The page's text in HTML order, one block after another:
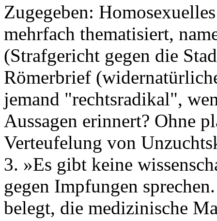
Zugegeben:
mehrfach thematisiert,
(Strafgericht gegen die
Römerbrief
jemand "rechtsradikal",
Aussagen erinnert? Ohne
Verteufelung von
3. »Es gibt keine
gegen Impfungen
belegt, die medizinische